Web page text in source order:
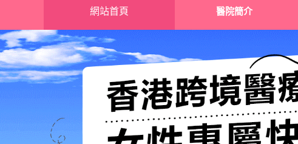
網站首頁 醫院簡介